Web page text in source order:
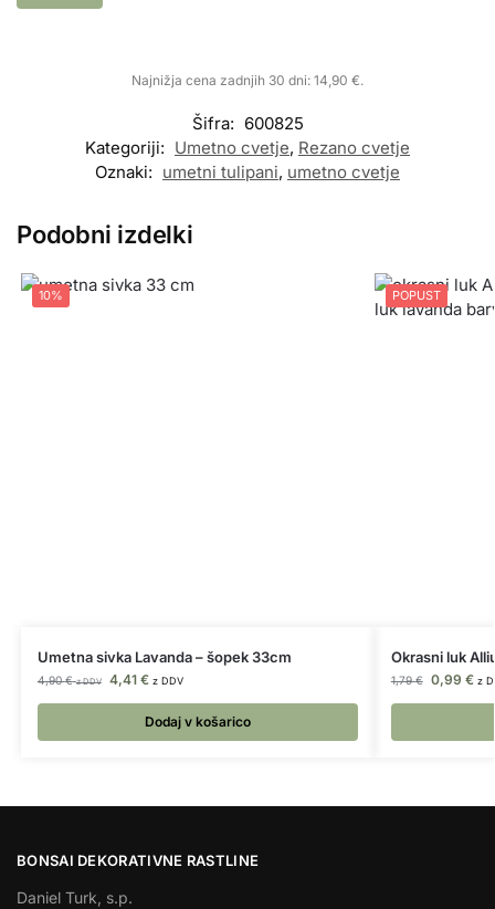
Najnižja cena zadnjih 30 dni: 14,90 €.
Šifra: 600825
Kategoriji: Umetno cvetje, Rezano cvetje
Oznaki: umetni tulipani, umetno cvetje
Podobni izdelki
10%
Umetna sivka Lavanda – šopek 33cm
4,90€ z DDV 4,41 € z DDV
Dodaj v košarico
POPUST
Okrasni luk
1,79€ 0,99 € z
BONSAI DEKORATIVNE RASTLINE
Daniel Turk, s.p.